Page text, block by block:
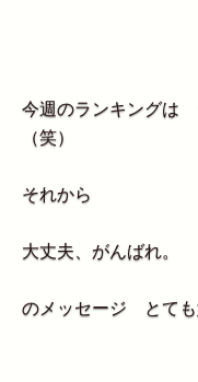
今週のランキングは
（笑）
それから
大丈夫、がんばれ。
のメッセージ とても